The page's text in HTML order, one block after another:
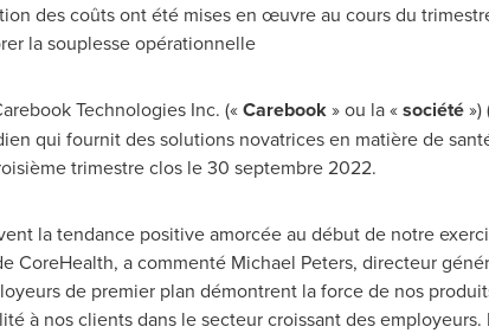
des coûts ont été mises en œuvre au cours du
la souplesse opérationnelle
Technologies Inc. («Carebook» ou la «société»)
qui fournit des solutions novatrices en matière de
trimestre clos le 30 septembre 2022.
la tendance positive amorcée au début de notre
CoreHealth, a commenté Michael Peters, directeur
de premier plan démontrent la force de nos
à nos clients dans le secteur croissant des employeurs.